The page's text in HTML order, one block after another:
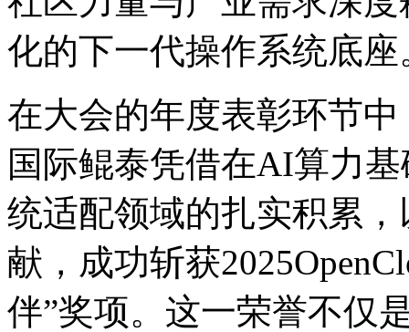
化的下一代操作系统底座
在大会的年度表彰环节中
国际鲲泰凭借在AI算力基
统适配领域的扎实积累
献，成功斩获
伴”奖项。这一荣誉不仅